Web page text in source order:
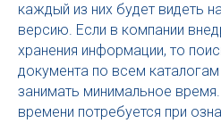
каждый из них будет видеть
версию. Если в компании
хранения информации, то
документа по всем
занимать минимальное
времени потребуется при